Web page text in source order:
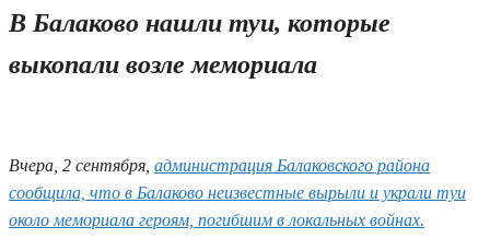
В Балаково нашли туи, которые
выкопали возле мемориала
Вчера, 2 сентября, администрация Балаковского района
сообщила, что в Балаково неизвестные вырыли и украли туи
около мемориала героям, погибшим в локальных войнах.